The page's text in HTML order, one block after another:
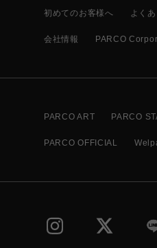
初めてのお客様へ よく
会社情報 PARCO
PARCO ART PARCO
PARCO OFFICIAL